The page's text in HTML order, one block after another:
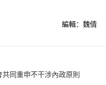
編輯：魏倩
同重申不干涉內政原則